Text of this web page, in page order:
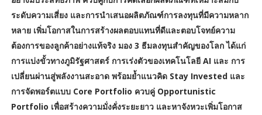
ระดับความเสี่ยง และการนำเสนอผลิตภัณฑ์การลงทุนที่มีความหลาก
หลาย เพิ่มโอกาสในการสร้างผลตอบแทนที่ดีและตอบโจทย์ความ
ต้องการของลูกค้าอย่างแท้จริง มอง 3 ธีมลงทุนสำคัญของโลก ได้แก่
การแบ่งขั้วทางภูมิรัฐศาสตร์ การเร่งตัวของเทคโนโลยี AI และ การ
เปลี่ยนผ่านสู่พลังงานสะอาด พร้อมย้ำแนวคิด Stay Invested และ
การจัดพอร์ตแบบ Core Portfolio ควบคู่ Opportunistic
Portfolio เพื่อสร้างความมั่งคั่งระยะยาว และหาจังหวะเพิ่มโอกาส